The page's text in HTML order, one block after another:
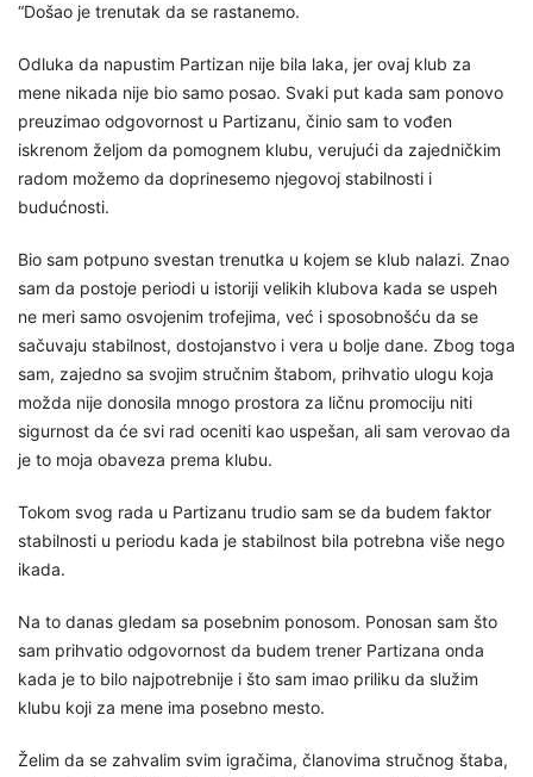
“Došao je trenutak da se rastanemo.
Odluka da napustim Partizan nije bila laka, jer ovaj klub za
mene nikada nije bio samo posao. Svaki put kada sam ponovo
preuzimao odgovornost u Partizanu, činio sam to vođen
iskrenom željom da pomognem klubu, verujući da zajedničkim
radom možemo da doprinesemo njegovoj stabilnosti i
budućnosti.
Bio sam potpuno svestan trenutka u kojem se klub nalazi. Znao
sam da postoje periodi u istoriji velikih klubova kada se uspeh
ne meri samo osvojenim trofejima, već i sposobnošću da se
sačuvaju stabilnost, dostojanstvo i vera u bolje dane. Zbog toga
sam, zajedno sa svojim stručnim štabom, prihvatio ulogu koja
možda nije donosila mnogo prostora za ličnu promociju niti
sigurnost da će svi rad oceniti kao uspešan, ali sam verovao da
je to moja obaveza prema klubu.
Tokom svog rada u Partizanu trudio sam se da budem faktor
stabilnosti u periodu kada je stabilnost bila potrebna više nego
ikada.
Na to danas gledam sa posebnim ponosom. Ponosan sam što
sam prihvatio odgovornost da budem trener Partizana onda
kada je to bilo najpotrebnije i što sam imao priliku da služim
klubu koji za mene ima posebno mesto.
Želim da se zahvalim svim igračima, članovima stručnog štaba,